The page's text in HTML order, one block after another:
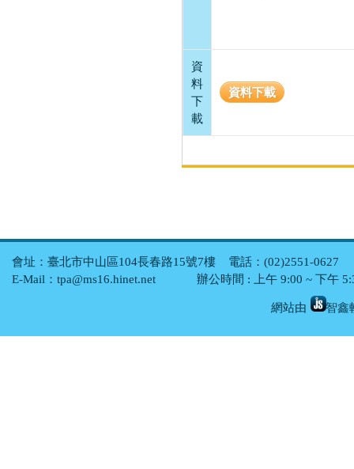
資
料
下
載
資料下載
會址：臺北市中山區104長春路15號7樓 電話：(02)2551-0627
E-Mail：tpa@ms16.hinet.net 辦公時間 : 上午 9:00 ~ 下午
網站由 智鑫